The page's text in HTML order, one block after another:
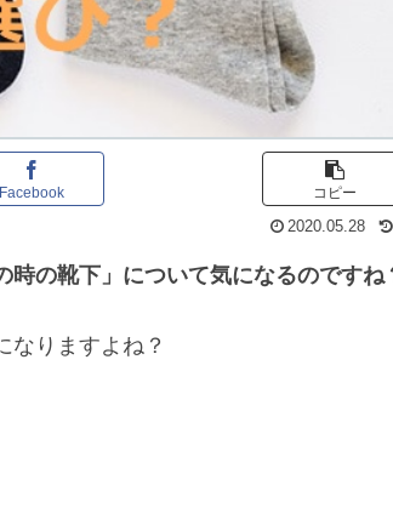
Facebook コピー
2020.05.28
の靴下」について気になるのですね
なりますよね？